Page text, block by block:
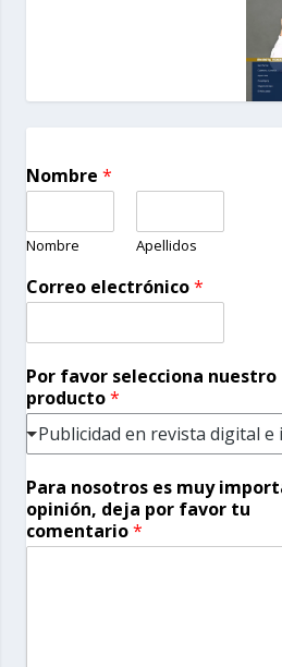
Nombre*
Nombre Apellidos
Correo electrónico*
Por favor selecciona nuestro
producto*
Para nosotros es muy
opinión, deja por favor tu
comentario*